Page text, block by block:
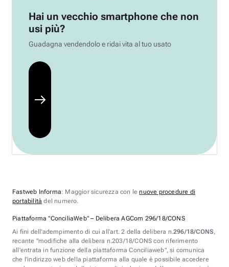
Hai un vecchio smartphone che non
usi più?
Guadagna vendendolo e ridai vita al tuo usato
Fastweb Informa: Maggior sicurezza con lenuove procedure di
portabilità del numero.
Piattaforma "ConciliaWeb" – Delibera AGCom 296/18/CONS
Ai fini dell'adempimento di cui all'art. 2 della delibera n.296/18/CONS,
recante "modifiche alla delibera n.203/18/CONS con riferimento
all'entrata in funzione della piattaforma Conciliaweb", si comunica
che l'indirizzo web della piattaforma alla quale è possibile accedere